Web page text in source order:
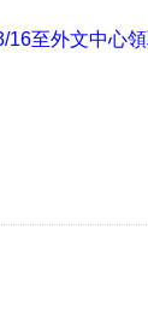
16至外文中心